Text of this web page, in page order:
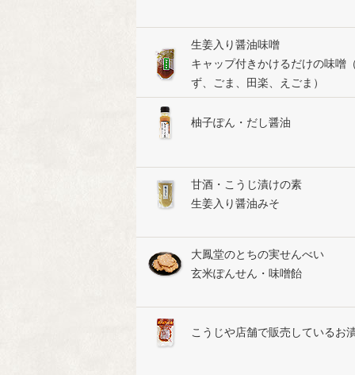
生姜入り醤油味噌
キャップ付きかけるだけの味噌
ず、ごま、田楽、えごま）
柚子ぽん・だし醤油
甘酒・こうじ漬けの素
生姜入り醤油みそ
大鳳堂のとちの実せんべい
玄米ぽんせん・味噌飴
こうじや店舗で販売しているお